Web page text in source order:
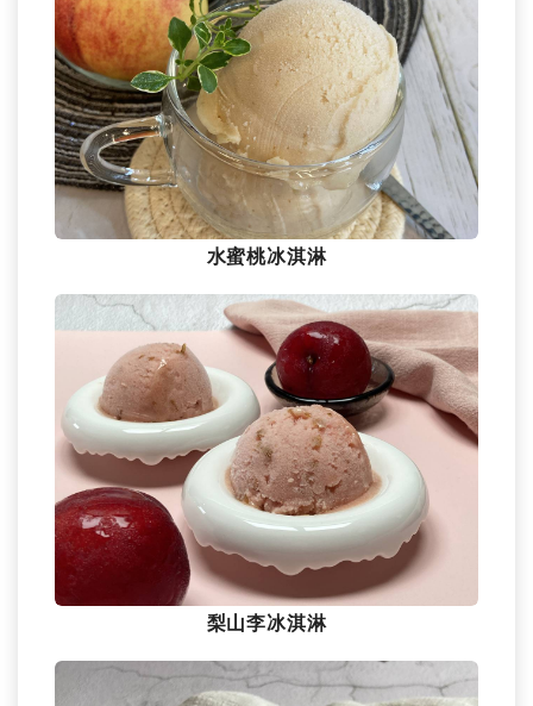
水蜜桃冰淇淋
梨山李冰淇淋